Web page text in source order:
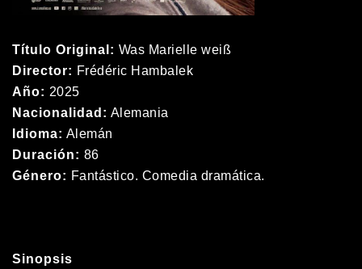
Título Original: Was Marielle weiß
Director: Frédéric Hambalek
Año: 2025
Nacionalidad: Alemania
Idioma: Alemán
Duración: 86
Género: Fantástico. Comedia dramática.
Sinopsis